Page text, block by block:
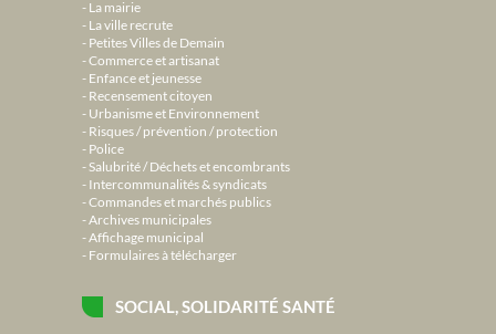
La mairie
La ville recrute
Petites Villes de Demain
Commerce et artisanat
Enfance et jeunesse
Recensement citoyen
Urbanisme et Environnement
Risques / prévention / protection
Police
Salubrité / Déchets et encombrants
Intercommunalités & syndicats
Commandes et marchés publics
Archives municipales
Affichage municipal
Formulaires à télécharger
SOCIAL, SOLIDARITÉ SANTÉ